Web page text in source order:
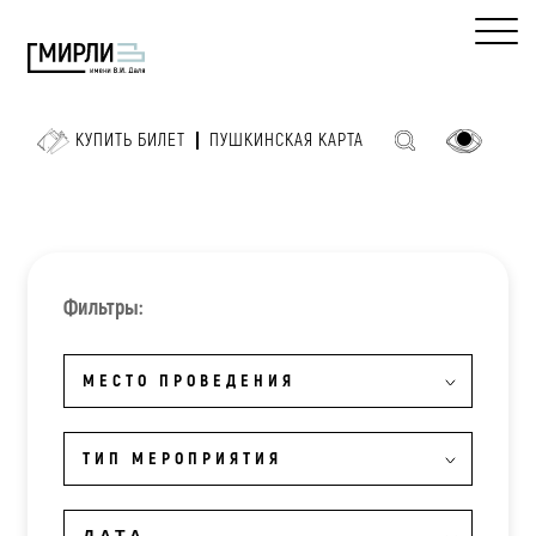
КУПИТЬ БИЛЕТ ПУШКИНСКАЯ КАРТА
Фильтры:
МЕСТО ПРОВЕДЕНИЯ
ТИП МЕРОПРИЯТИЯ